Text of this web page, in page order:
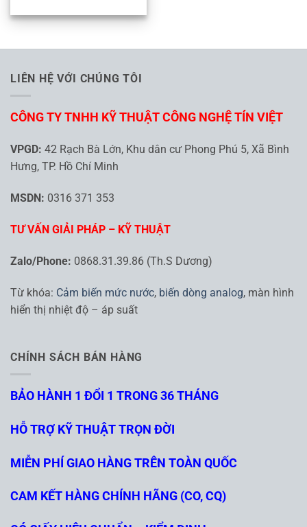
LIÊN HỆ VỚI CHÚNG TÔI
CÔNG TY TNHH KỸ THUẬT CÔNG NGHỆ TÍN VIỆT
VPGD: 42 Rạch Bà Lớn, Khu dân cư Phong Phú 5, Xã Bình
Hưng, TP. Hồ Chí Minh
MSDN: 0316 371 353
TƯ VẤN GIẢI PHÁP – KỸ THUẬT
Zalo/Phone: 0868.31.39.86 (Th.S Dương)
Từ khóa: Cảm biến mức nước, biến dòng analog, màn hình
hiển thị nhiệt độ – áp suất
CHÍNH SÁCH BÁN HÀNG
BẢO HÀNH 1 ĐỔI 1 TRONG 36 THÁNG
HỖ TRỢ KỸ THUẬT TRỌN ĐỜI
MIỄN PHÍ GIAO HÀNG TRÊN TOÀN QUỐC
CAM KẾT HÀNG CHÍNH HÃNG (CO, CQ)